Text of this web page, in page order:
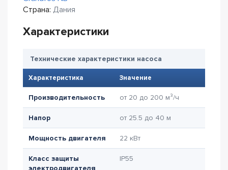
Страна: Дания
Характеристики
Технические характеристики насоса
Характеристика Значение
Производительность от 20 до 200 м³/ч
Напор от 25.5 до 40 м
Мощность двигателя 22 кВт
Класс защиты
электродвигателя
IP55